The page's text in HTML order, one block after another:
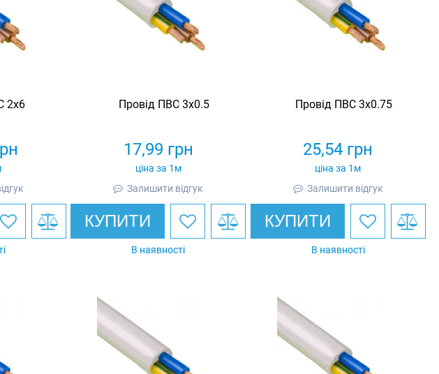
2х6 Провід ПВС 3х0.5
17,99 грн
ціна за 1м
Залишити відгук
КУПИТИ
В наявності
Провід ПВС 3х0.75
25,54 грн
ціна за 1м
Залишити відгук
КУПИТИ
В наявності